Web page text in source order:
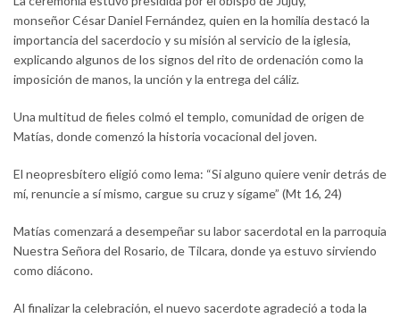
monseñor César Daniel Fernández, quien en la homilía destacó la
importancia del sacerdocio y su misión al servicio de la iglesia,
explicando algunos de los signos del rito de ordenación como la
imposición de manos, la unción y la entrega del cáliz.
Una multitud de fieles colmó el templo, comunidad de origen de
Matías, donde comenzó la historia vocacional del joven.
El neopresbítero eligió como lema: “Si alguno quiere venir detrás de
mí, renuncie a sí mismo, cargue su cruz y sígame” (Mt 16, 24)
Matías comenzará a desempeñar su labor sacerdotal en la parroquia
Nuestra Señora del Rosario, de Tilcara, donde ya estuvo sirviendo
como diácono.
Al finalizar la celebración, el nuevo sacerdote agradeció a toda la